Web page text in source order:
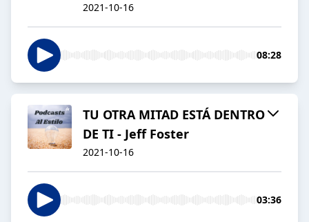
2021-10-16
08:28
TU OTRA MITAD ESTÁ DENTRO
DE TI - Jeff Foster
2021-10-16
03:36